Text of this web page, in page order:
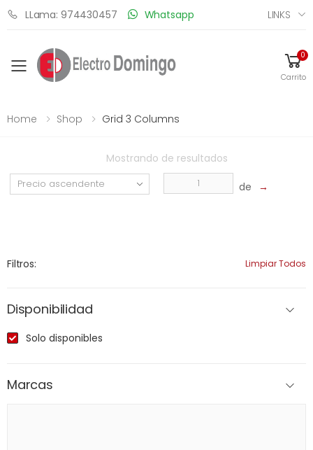
LLama: 974430457 Whatsapp LINKS
Toggle mobile menu
0
Carrito
Home Shop Grid 3 Columns
Mostrando de resultados
de →
Filtros: Limpiar Todos
Disponibilidad
Solo disponibles
Marcas